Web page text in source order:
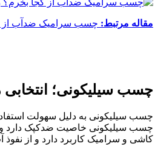
مقاله مرتبط: چسب سرامیک ضدآب از
چسب سیلیکونی؛
چسب سیلیکونی به دلیل سهولت
چسب سیلیکونی خاصیت ضدکپک دارد و
کاشی و سرامیک کاربرد دارد و از نفوذ